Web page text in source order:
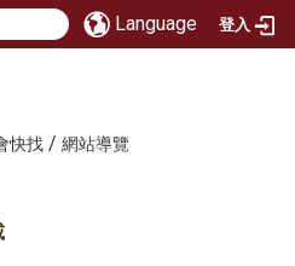
Language 登入
快找 / 網站導覽